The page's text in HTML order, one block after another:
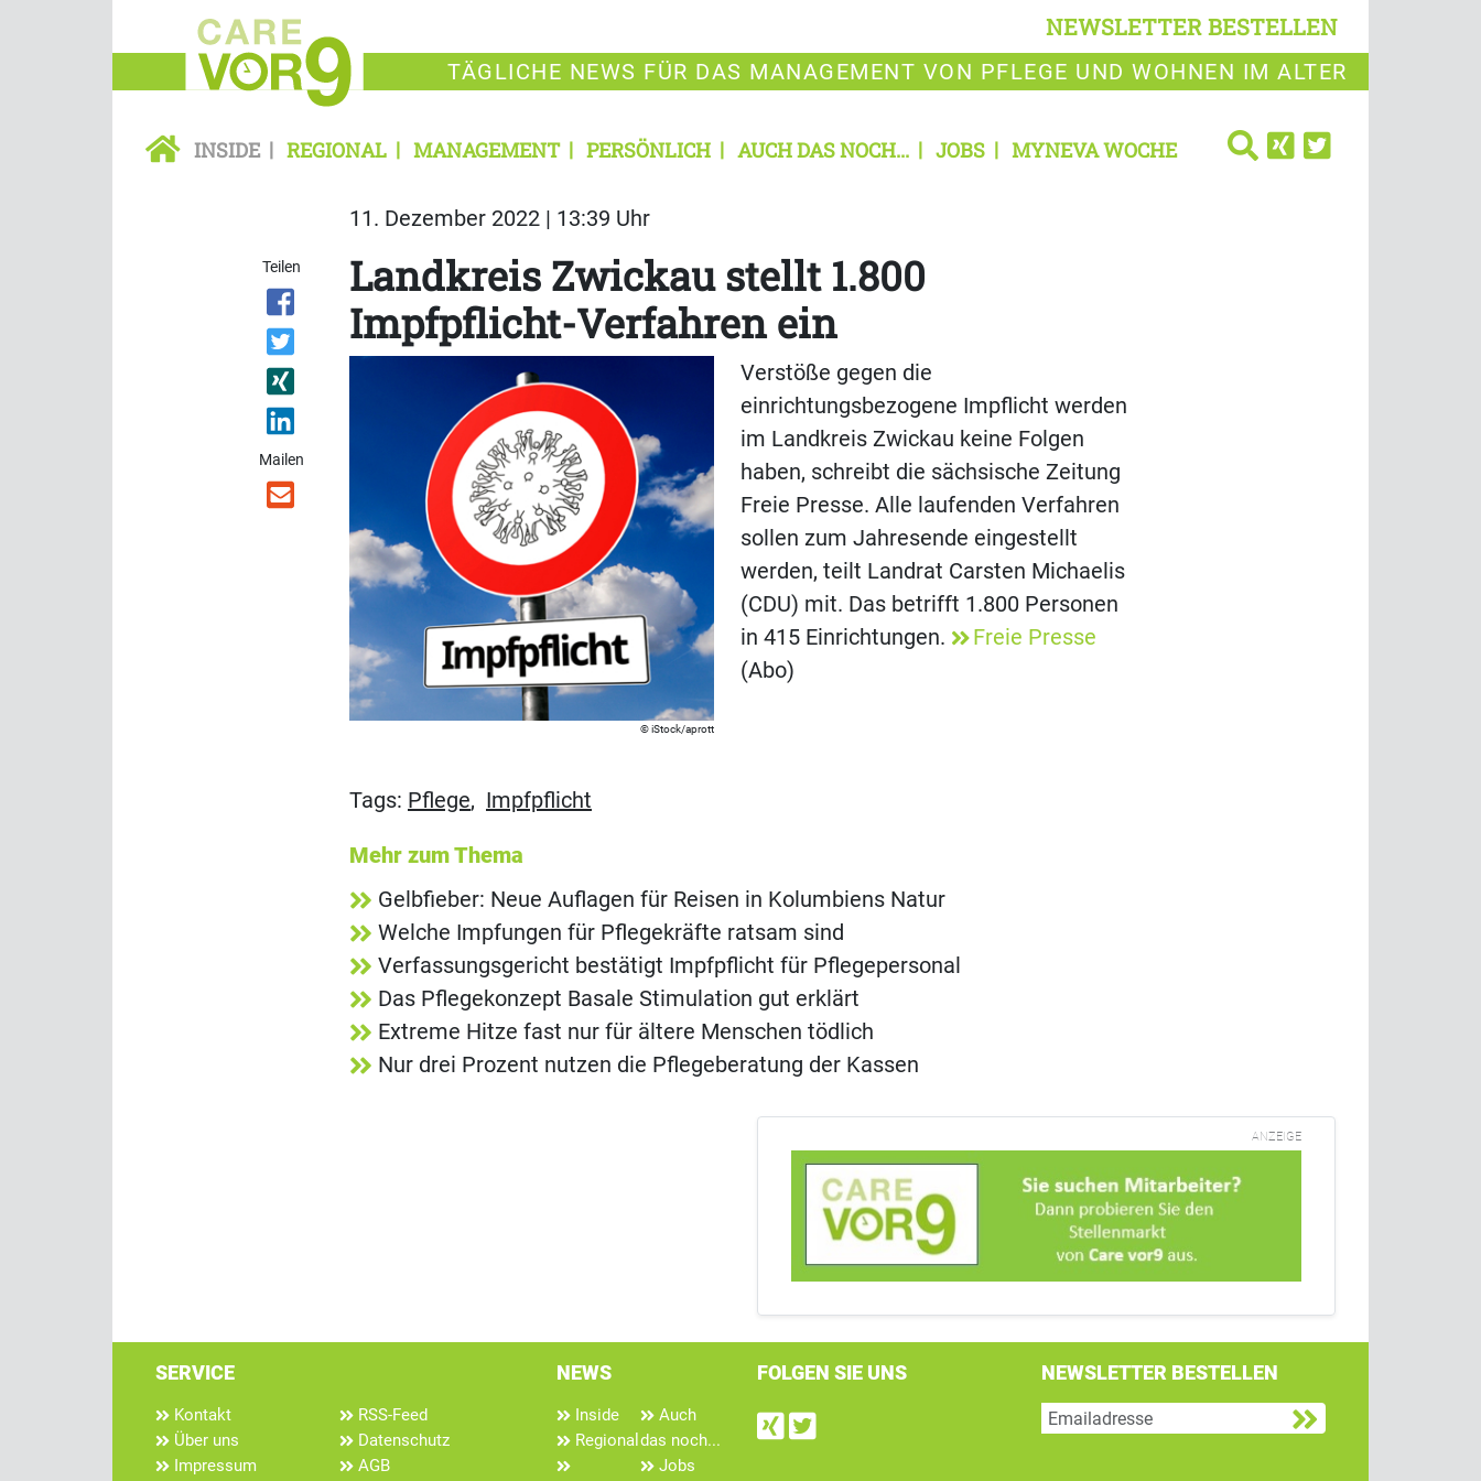
NEWSLETTER BESTELLEN
TÄGLICHE NEWS FÜR DAS MANAGEMENT VON PFLEGE UND WOHNEN IM ALTER
INSIDE REGIONAL MANAGEMENT PERSÖNLICH AUCH DAS NOCH... JOBS MYNEVA WOCHE
11. Dezember 2022 | 13:39 Uhr
Teilen
Mailen
Landkreis Zwickau stellt 1.800
Impfpflicht-Verfahren ein
iStock/aprott
Verstöße gegen die
einrichtungsbezogene Impflicht werden
im Landkreis Zwickau keine Folgen
haben, schreibt die sächsische Zeitung
Freie Presse. Alle laufenden Verfahren
sollen zum Jahresende eingestellt
werden, teilt Landrat Carsten Michaelis
(CDU) mit. Das betrifft 1.800 Personen
in 415 Einrichtungen.
Freie Presse
(Abo)
Tags: Pflege, Impfpflicht
Mehr zum Thema
Gelbfieber: Neue Auflagen für Reisen in Kolumbiens Natur
Welche Impfungen für Pflegekräfte ratsam sind
Verfassungsgericht bestätigt Impfpflicht für Pflegepersonal
Das Pflegekonzept Basale Stimulation gut erklärt
Extreme Hitze fast nur für ältere Menschen tödlich
Nur drei Prozent nutzen die Pflegeberatung der Kassen
ANZEIGE
SERVICE
Kontakt
Über uns
Impressum
RSS-Feed
Datenschutz
AGB
NEWS
Inside
Regional
Auch
das noch...
Jobs
FOLGEN SIE UNS
Find us on Xing
Follow us on Twitter
NEWSLETTER BESTELLEN